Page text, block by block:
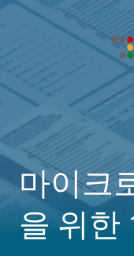
마이크
을 위한